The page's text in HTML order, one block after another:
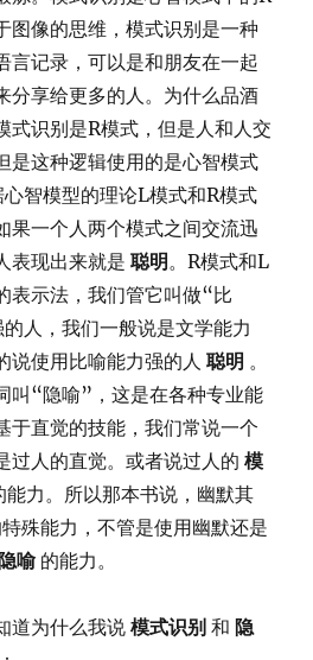
图像的思维，模式识别是一种
言记录，可以是和朋友在一起
分享给更多的人。为什么品酒
式识别是R模式，但是人和人交
是这种逻辑使用的是心智模式
智模型的理论L模式和R模式
果一个人两个模式之间交流迅
表现出来就是聪明。R模式和L
表示法，我们管它叫做“比
人，我们一般说是文学能力
说使用比喻能力强的人聪明 。
叫“隐喻”，这是在各种专业能
于直觉的技能，我们常说一个
过人的直觉。或者说过人的模
力。所以那本书说，幽默其
殊能力，不管是使用幽默还是
喻的能力。
道为什么我说模式识别 和隐